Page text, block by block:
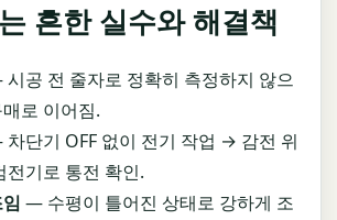
흔한 실수와 해결책
공 전 줄자로 정확히 측정하지 않으
로 이어짐.
단기 OFF 없이 전기 작업 → 감전 위
전기로 통전 확인.
— 수평이 틀어진 상태로 강하게 조